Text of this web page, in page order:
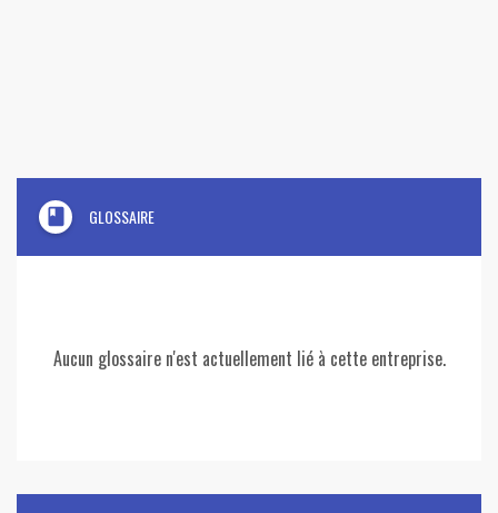
book GLOSSAIRE
Aucun glossaire n'est actuellement lié à cette entreprise.